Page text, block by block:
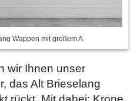
Wappen mit großem A
wir Ihnen unser
das Alt Brieselang